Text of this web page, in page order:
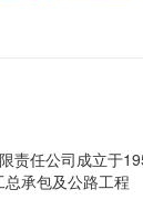
责任公司成立于
承包及公路工程